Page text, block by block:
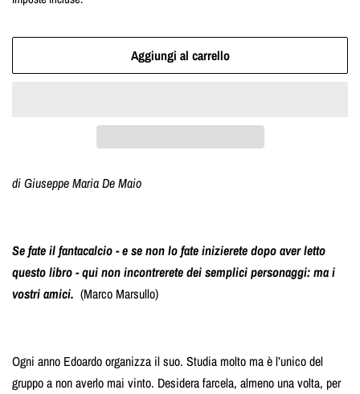
listino
Aggiungi al carrello
di Giuseppe Maria De Maio
Se fate il fantacalcio - e se non lo fate inizierete dopo aver letto
questo libro - qui non incontrerete dei semplici personaggi: ma i
vostri amici. (Marco Marsullo)
Ogni anno Edoardo organizza il suo. Studia molto ma è l’unico del
gruppo a non averlo mai vinto. Desidera farcela, almeno una volta, per